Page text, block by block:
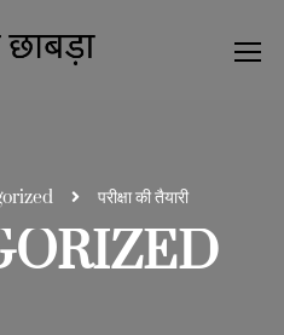
परीक्षा की तैयारी